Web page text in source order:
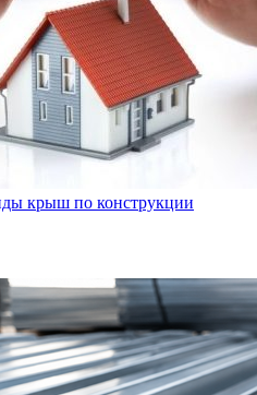
крыш по конструкции